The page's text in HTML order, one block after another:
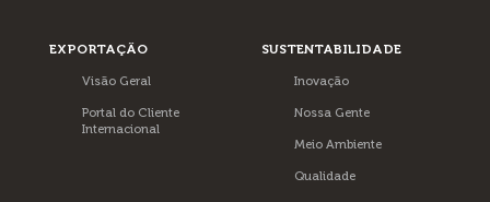
EXPORTAÇÃO
Visão Geral
Portal do Cliente
Internacional
SUSTENTABILIDADE
Inovação
Nossa Gente
Meio Ambiente
Qualidade